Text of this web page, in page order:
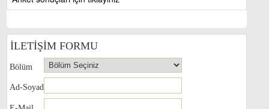
İLETİŞİM FORMU
Bölüm
Ad-Soyad